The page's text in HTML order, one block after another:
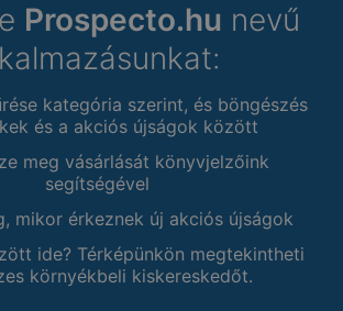
Prospecto.hu nevű
kategória szerint, és böngészés
és a akciós újságok között
meg vásárlását könyvjelzőink
segítségével
mikor érkeznek új akciós újságok
ide? Térképünkön megtekintheti
környékbeli kiskereskedőt.